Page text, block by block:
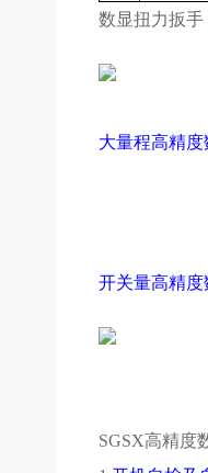
数显扭力扳手
大量程高精
开关量高精
SGSX高精度